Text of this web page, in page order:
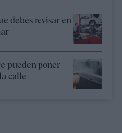
debes revisar en
pueden poner
calle